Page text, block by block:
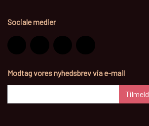
Sociale medier
Modtag vores nyhedsbrev via e-mail
Tilmeld